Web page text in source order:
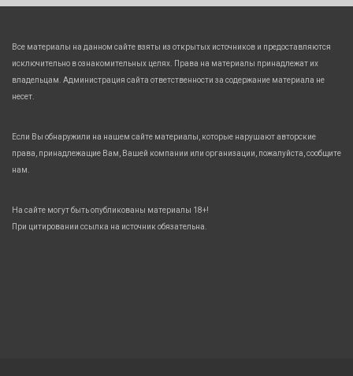
Все материалы на данном сайте взяты из открытых источников и предоставляются
исключительно в ознакомительных целях. Права на материалы принадлежат их
владельцам. Администрация сайта ответственности за содержание материала не
несет.
Если Вы обнаружили на нашем сайте материалы, которые нарушают авторские
права, принадлежащие Вам, Вашей компании или организации, пожалуйста, сообщите
нам.
На сайте могут быть опубликованы материалы 18+!
При цитировании ссылка на источник обязательна.